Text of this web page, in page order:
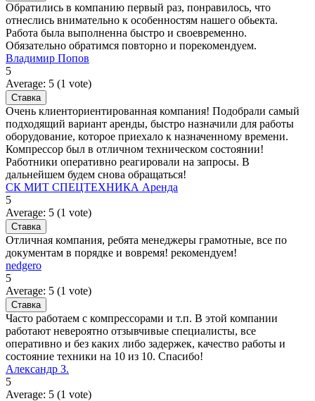
Обратились в компанию первый раз, понравилось, что
отнеслись внимательно к особенностям нашего обьекта.
Работа была выполненна быстро и своевременно.
Обязательно обратимся повторно и порекомендуем.
Владимир Попов
5
Average: 5 (1 vote)
Очень клиенториентированная компания! Подобрали самый
подходящий вариант аренды, быстро назначили для работы
оборудование, которое приехало к назначенному времени.
Компрессор был в отличном техническом состоянии!
Работники оперативно реагировали на запросы. В
дальнейшем будем снова обращаться!
СК МИТ СПЕЦТЕХНИКА Аренда
5
Average: 5 (1 vote)
Отличная компания, ребята менеджеры грамотные, все по
документам в порядке и вовремя! рекомендуем!
nedgero
5
Average: 5 (1 vote)
Часто работаем с компрессорами и т.п. В этой компании
работают невероятно отзывчивые специалисты, все
оперативно и без каких либо задержек, качество работы и
состояние техники на 10 из 10. Спасибо!
Александр З.
5
Average: 5 (1 vote)